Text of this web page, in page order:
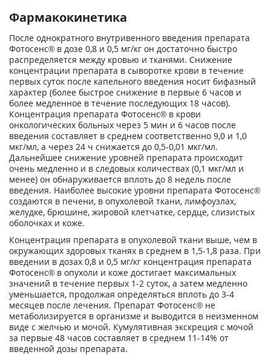
Фармакокинетика
После однократного внутривенного введения препарата
Фотосенс® в дозе 0,8 и 0,5 мг/кг он достаточно быстро
распределяется между кровью и тканями. Снижение
концентрации препарата в сыворотке крови в течение
первых суток после капельного введения носит бифазный
характер (более быстрое снижение в первые 6 часов и
более медленное в течение последующих 18 часов).
Концентрация препарата Фотосенс® в крови
онкологических больных через 5 мин и 6 часов после
введения составляет в среднем соответственно 9,0 и 1,0
мкг/мл, а через 24 ч снижается до 0,5-0,01 мкг/мл.
Дальнейшее снижение уровней препарата происходит
очень медленно и в следовых количествах (0,1 мкг/мл и
менее) он обнаруживается вплоть до 8 недель после
введения. Наиболее высокие уровни препарата Фотосенс®
создаются в печени, в опухолевой ткани, лимфоузлах,
желудке, брюшине, жировой клетчатке, сердце, слизистых
оболочках и коже.
Концентрация препарата в опухолевой ткани выше, чем в
окружающих здоровых тканях в среднем в 1,5-1,8 раза. При
введении в дозах 0,8 и 0,5 мг/кг концентрация препарата
Фотосенс® в опухоли и коже достигает максимальных
значений в течение первых 1-2 суток, а затем медленно
уменьшается, продолжая определяться вплоть до 3-4
месяцев после лечения. Препарат Фотосенс® не
метаболизируется в организме и выводится в неизменном
виде с желчью и мочой. Кумулятивная экскреция с мочой
за первые 48 часов составляет в среднем 11-14% от
введенной дозы препарата.